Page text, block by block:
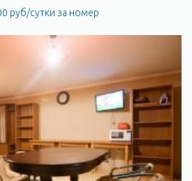
руб/сутки за номер